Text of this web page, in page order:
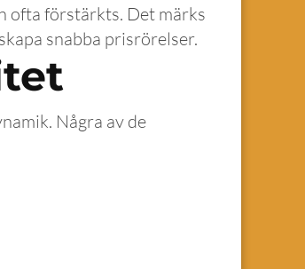
ofta förstärkts. Det märks
snabba prisrörelser.
Några av de